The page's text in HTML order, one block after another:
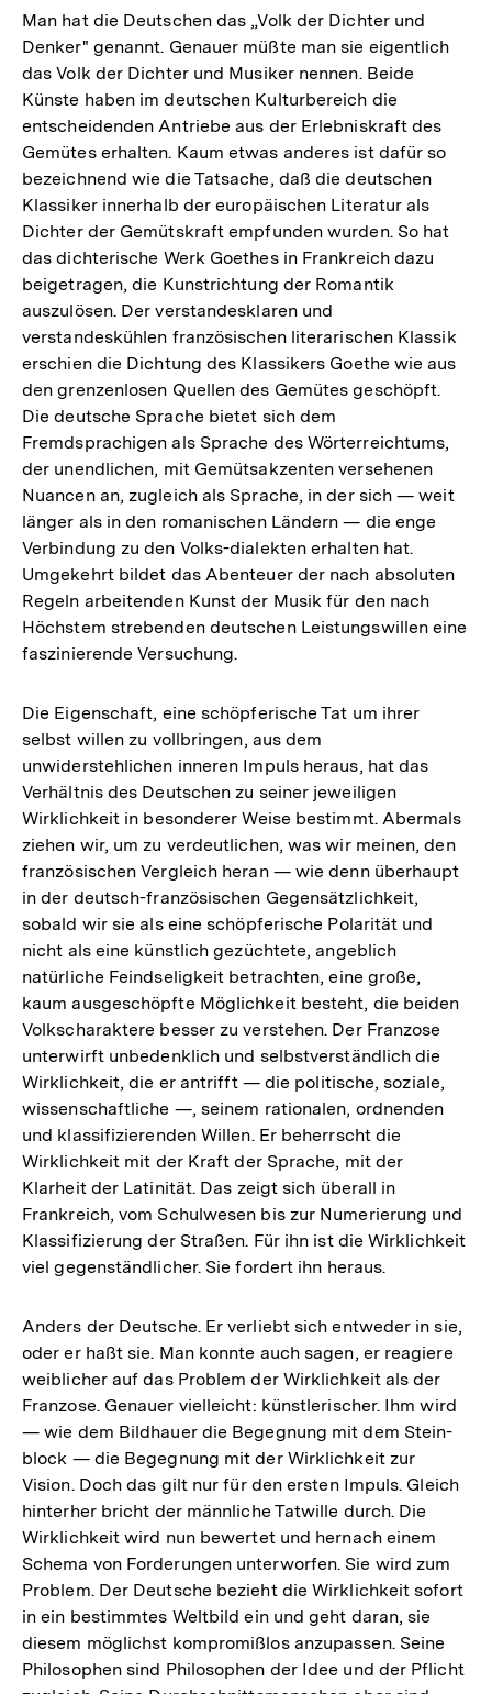
Man hat die Deutschen das „Volk der Dichter und
Denker" genannt. Genauer müßte man sie eigentlich
das Volk der Dichter und Musiker nennen. Beide
Künste haben im deutschen Kulturbereich die
entscheidenden Antriebe aus der Erlebniskraft des
Gemütes erhalten. Kaum etwas anderes ist dafür so
bezeichnend wie die Tatsache, daß die deutschen
Klassiker innerhalb der europäischen Literatur als
Dichter der Gemütskraft empfunden wurden. So hat
das dichterische Werk Goethes in Frankreich dazu
beigetragen, die Kunstrichtung der Romantik
auszulösen. Der verstandesklaren und
verstandeskühlen französischen literarischen Klassik
erschien die Dichtung des Klassikers Goethe wie aus
den grenzenlosen Quellen des Gemütes geschöpft.
Die deutsche Sprache bietet sich dem
Fremdsprachigen als Sprache des Wörterreichtums,
der unendlichen, mit Gemütsakzenten versehenen
Nuancen an, zugleich als Sprache, in der sich — weit
länger als in den romanischen Ländern — die enge
Verbindung zu den Volks-dialekten erhalten hat.
Umgekehrt bildet das Abenteuer der nach absoluten
Regeln arbeitenden Kunst der Musik für den nach
Höchstem strebenden deutschen Leistungswillen eine
faszinierende Versuchung.
Die Eigenschaft, eine schöpferische Tat um ihrer
selbst willen zu vollbringen, aus dem
unwiderstehlichen inneren Impuls heraus, hat das
Verhältnis des Deutschen zu seiner jeweiligen
Wirklichkeit in besonderer Weise bestimmt. Abermals
ziehen wir, um zu verdeutlichen, was wir meinen, den
französischen Vergleich heran — wie denn überhaupt
in der deutsch-französischen Gegensätzlichkeit,
sobald wir sie als eine schöpferische Polarität und
nicht als eine künstlich gezüchtete, angeblich
natürliche Feindseligkeit betrachten, eine große,
kaum ausgeschöpfte Möglichkeit besteht, die beiden
Volkscharaktere besser zu verstehen. Der Franzose
unterwirft unbedenklich und selbstverständlich die
Wirklichkeit, die er antrifft — die politische, soziale,
wissenschaftliche —, seinem rationalen, ordnenden
und klassifizierenden Willen. Er beherrscht die
Wirklichkeit mit der Kraft der Sprache, mit der
Klarheit der Latinität. Das zeigt sich überall in
Frankreich, vom Schulwesen bis zur Numerierung und
Klassifizierung der Straßen. Für ihn ist die Wirklichkeit
viel gegenständlicher. Sie fordert ihn heraus.
Anders der Deutsche. Er verliebt sich entweder in sie,
oder er haßt sie. Man konnte auch sagen, er reagiere
weiblicher auf das Problem der Wirklichkeit als der
Franzose. Genauer vielleicht: künstlerischer. Ihm wird
— wie dem Bildhauer die Begegnung mit dem Stein-
block — die Begegnung mit der Wirklichkeit zur
Vision. Doch das gilt nur für den ersten Impuls. Gleich
hinterher bricht der männliche Tatwille durch. Die
Wirklichkeit wird nun bewertet und hernach einem
Schema von Forderungen unterworfen. Sie wird zum
Problem. Der Deutsche bezieht die Wirklichkeit sofort
in ein bestimmtes Weltbild ein und geht daran, sie
diesem möglichst kompromißlos anzupassen. Seine
Philosophen sind Philosophen der Idee und der Pflicht